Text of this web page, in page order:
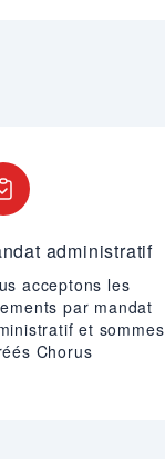
administratif
acceptons les
par mandat
et sommes
Chorus